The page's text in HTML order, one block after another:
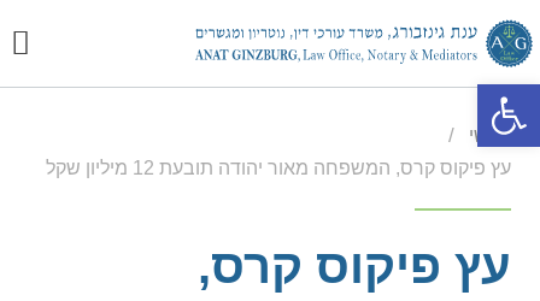
ראשי /
עץ פיקוס קרס, המשפחה מאור יהודה תובעת 12 מיליון שקל
עץ פיקוס קרס,
פתח סרגל נגישות